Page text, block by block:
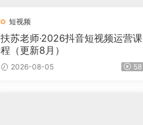
短视频
扶苏老师·2026抖音短视频运营课
程（更新8月）
2026-08-05 58